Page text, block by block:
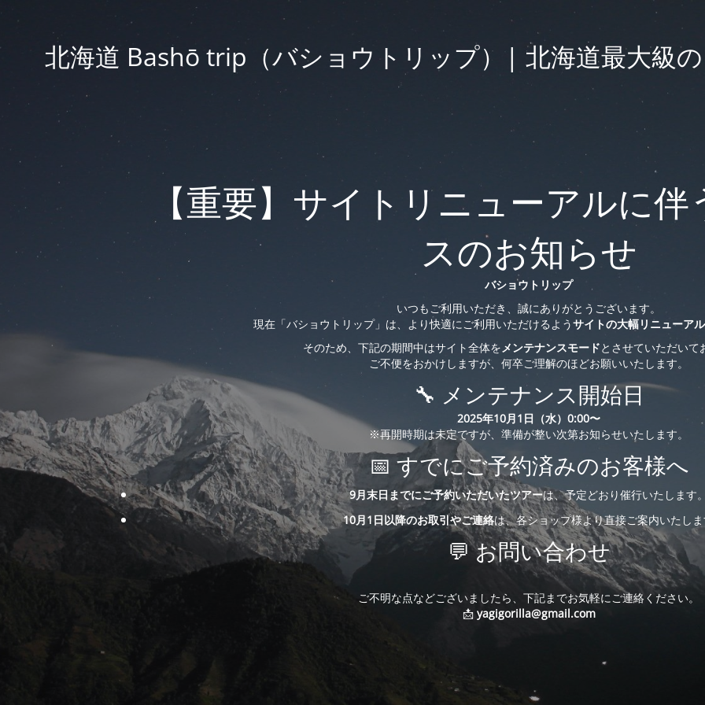
北海道 Bashō trip（バショウトリップ）| 北海道最大級
【重要】サイトリニューアルに
スのお知らせ
バショウトリップ
いつもご利用いただき、誠にありがとうございます。
現在「バショウトリップ」は、より快適にご利用いただけるようサイトの大幅リニューアル
そのため、下記の期間中はサイト全体を メンテナンスモードとさせていただいて
ご不便をおかけしますが、何卒ご理解のほどお願いいたします。
🔧 メンテナンス開始日
2025年10月1日（水）0:00〜
※再開時期は未定ですが、準備が整い次第お知らせいたします。
📅 すでにご予約済みのお客様へ
9月末日までにご予約いただいたツアーは、予定どおり催行いたします
10月1日以降のお取引やご連絡は、各ショップ様より直接ご案内いたし
💬 お問い合わせ
ご不明な点などございましたら、下記までお気軽にご連絡ください。
📩 yagigorilla@gmail.com